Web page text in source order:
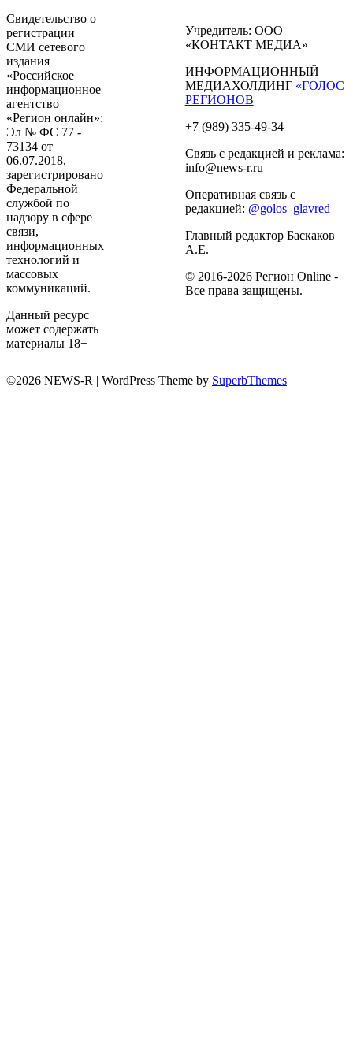
Свидетельство о
регистрации
СМИ сетевого
издания
«Российское
информационное
агентство
«Регион онлайн»:
Эл № ФС 77 -
73134 от
06.07.2018,
зарегистрировано
Федеральной
службой по
надзору в сфере
связи,
информационных
технологий и
массовых
коммуникаций.
Данный ресурс
может содержать
материалы 18+
Учредитель: ООО
«КОНТАКТ МЕДИА»
ИНФОРМАЦИОННЫЙ
МЕДИАХОЛДИНГ «ГОЛОС
РЕГИОНОВ
+7 (989) 335-49-34
Связь с редакцией и реклама:
info@news-r.ru
Оперативная связь с
редакцией: @golos_glavred
Главный редактор Баскаков
А.Е.
© 2016-2026 Регион Online -
Все права защищены.
©2026 NEWS-R | WordPress Theme by SuperbThemes